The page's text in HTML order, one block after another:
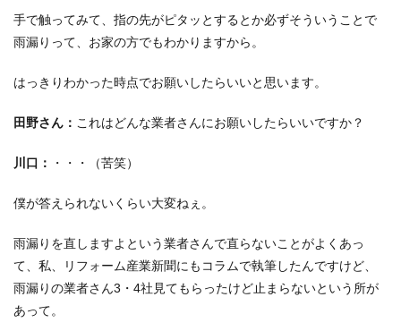
手で触ってみて、指の先がピタッとするとか必ずそういうことで
雨漏りって、お家の方でもわかりますから。
はっきりわかった時点でお願いしたらいいと思います。
田野さん： これはどんな業者さんにお願いしたらいいですか？
川口： ・・・（苦笑）
僕が答えられないくらい大変ねぇ。
雨漏りを直しますよという業者さんで直らないことがよくあっ
て、私、リフォーム産業新聞にもコラムで執筆したんですけど、
雨漏りの業者さん3・4社見てもらったけど止まらないという所が
あって。